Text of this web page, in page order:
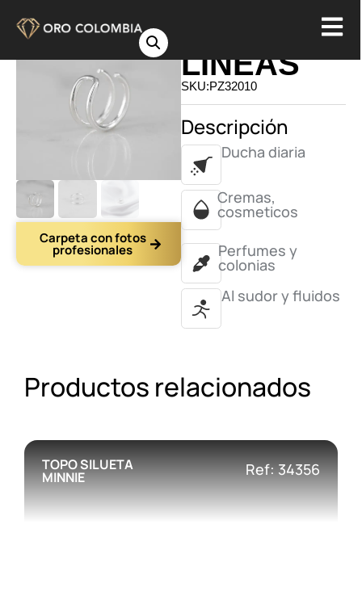
Carpeta con fotos
profesionales
EARCUFF
LINEAS
SKU:PZ32010
Descripción
Ducha diaria
Cremas,
cosmeticos
Perfumes y
colonias
Al sudor y fluidos
Productos relacionados
TOPO SILUETA
MINNIE Ref: 34356